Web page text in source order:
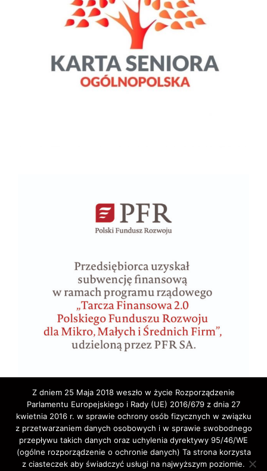
Z dniem 25 Maja 2018 weszło w życie Rozporządzenie
Parlamentu Europejskiego i Rady (UE) 2016/679 z dnia 27
kwietnia 2016 r. w sprawie ochrony osób fizycznych w związku
z przetwarzaniem danych osobowych i w sprawie swobodnego
przepływu takich danych oraz uchylenia dyrektywy 95/46/WE
(ogólne rozporządzenie o ochronie danych) Ta strona korzysta
z ciasteczek aby świadczyć usługi na najwyższym poziomie.